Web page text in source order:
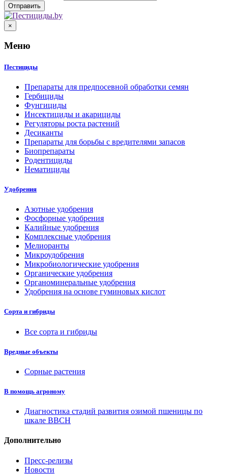
×
Меню
Пестициды
Препараты для предпосевной обработки семян
Гербициды
Фунгициды
Инсектициды и акарициды
Регуляторы роста растений
Десиканты
Препараты для борьбы с вредителями запасов
Биопрепараты
Родентициды
Нематициды
Удобрения
Азотные удобрения
Фосфорные удобрения
Калийные удобрения
Комплексные удобрения
Мелиоранты
Микроудобрения
Микробиологические удобрения
Органические удобрения
Органоминеральные удобрения
Удобрения на основе гуминовых кислот
Сорта и гибриды
Все сорта и гибриды
Вредные объекты
Сорные растения
В помощь агроному
Диагностика стадий развития озимой пшеницы по
шкале ВВСН
Дополнительно
Пресс-релизы
Новости